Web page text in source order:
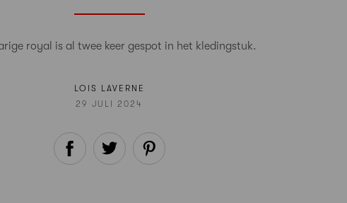
royal is al twee keer gespot in het kledingstuk.
LOIS LAVERNE
29 JULI 2024